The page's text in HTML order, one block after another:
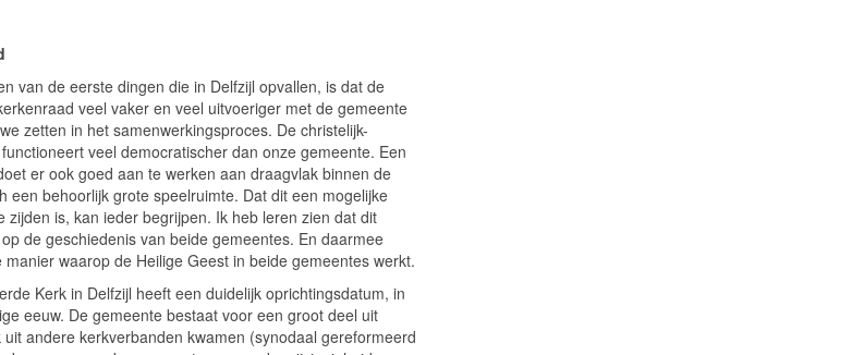
van de eerste dingen die in Delfzijl opvallen, is dat de
veel vaker en veel uitvoeriger met de gemeente
zetten in het samenwerkingsproces. De christelijk-
veel democratischer dan onze gemeente. Een
er ook goed aan te werken aan draagvlak binnen de
een behoorlijk grote speelruimte. Dat dit een mogelijke
zijden is, kan ieder begrijpen. Ik heb leren zien dat dit
de geschiedenis van beide gemeentes. En daarmee
waarop de Heilige Geest in beide gemeentes werkt.
Kerk in Delfzijl heeft een duidelijk oprichtingsdatum, in
eeuw. De gemeente bestaat voor een groot deel uit
andere kerkverbanden kwamen (synodaal gereformeerd